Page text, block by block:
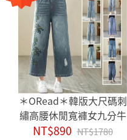
＊ORead＊韓版大尺碼刺
繡高腰休閒寬褲女九分牛
仔褲(多款M~XL)
NT$890 NT$1780